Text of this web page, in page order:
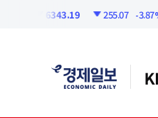
6343.19 255.07 -3.87%